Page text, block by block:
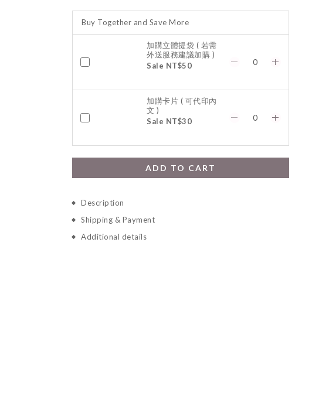
Buy Together and Save More
加購立體提袋 ( 若需
外送服務建議加購 )
Sale NT$50
加購卡片 ( 可代印內
文 )
Sale NT$30
ADD TO CART
Description
Shipping & Payment
Additional details